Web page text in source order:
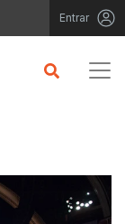
Entrar